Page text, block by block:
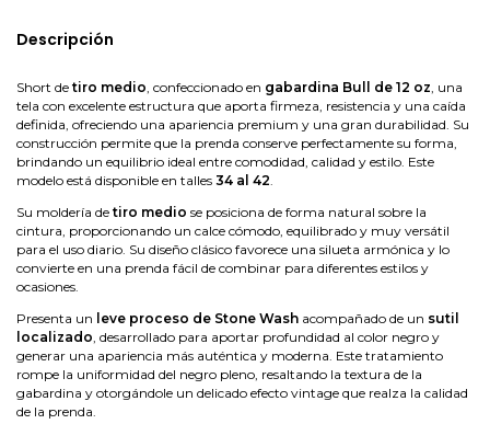
Descripción
Short de tiro medio, confeccionado en gabardina Bull de 12 oz, una
tela con excelente estructura que aporta firmeza, resistencia y una caída
definida, ofreciendo una apariencia premium y una gran durabilidad. Su
construcción permite que la prenda conserve perfectamente su forma,
brindando un equilibrio ideal entre comodidad, calidad y estilo. Este
modelo está disponible en talles 34 al 42.
Su moldería de tiro medio se posiciona de forma natural sobre la
cintura, proporcionando un calce cómodo, equilibrado y muy versátil
para el uso diario. Su diseño clásico favorece una silueta armónica y lo
convierte en una prenda fácil de combinar para diferentes estilos y
ocasiones.
Presenta un leve proceso de Stone Wash acompañado de un sutil
localizado, desarrollado para aportar profundidad al color negro y
generar una apariencia más auténtica y moderna. Este tratamiento
rompe la uniformidad del negro pleno, resaltando la textura de la
gabardina y otorgándole un delicado efecto vintage que realza la calidad
de la prenda.